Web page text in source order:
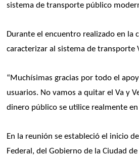
sistema de transporte público
Durante el encuentro realizado en la
caracterizar al sistema de transporte
“Muchísimas gracias por todo el
usuarios. No vamos a quitar el Va y
dinero público se utilice realmente
En la reunión se estableció el inicio
Federal, del Gobierno de la Ciudad